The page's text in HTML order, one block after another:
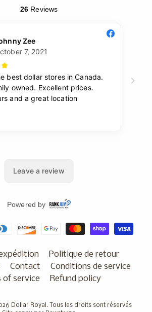
Politique de retour
Contact
Conditions de service
of service
Refund policy
Dollar Royal . Tous les droits sont réservés